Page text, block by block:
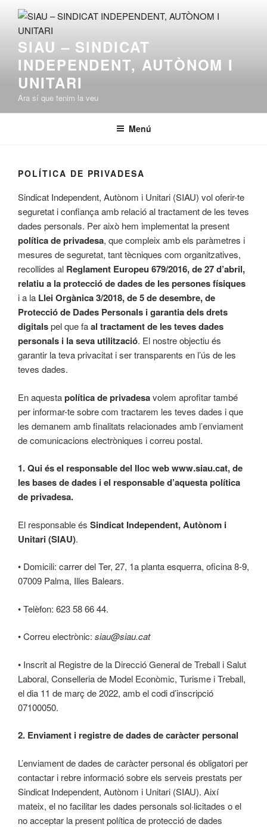
contingut
SIAU – SINDICAT
INDEPENDENT, AUTÒNOM I
UNITARI
Ara sí que tenim la veu
Menú
POLÍTICA DE PRIVADESA
Sindicat Independent, Autònom i Unitari (SIAU) vol oferir-te
seguretat i confiança amb relació al tractament de les teves
dades personals. Per això hem implementat la present
política de privadesa, que compleix amb els paràmetres i
mesures de seguretat, tant tècniques com organitzatives,
recollides al Reglament Europeu 679/2016, de 27 d’abril,
relatiu a la protecció de dades de les persones físiques
i a la Llei Orgànica 3/2018, de 5 de desembre, de
Protecció de Dades Personals i garantia dels drets
digitalspel que faal tractament de les teves dades
personals i la seva utilització. El nostre objectiu és
garantir la teva privacitat i ser transparents en l’ús de les
teves dades.
En aquestapolítica de privadesavolem aprofitar també
per informar-te sobre com tractarem les teves dades i que
les demanem amb finalitats relacionades amb l’enviament
de comunicacions electròniques i correu postal.
1. Qui és el responsable del lloc web www.siau.cat, de
les bases de dades i el responsable d’aquesta política
de privadesa.
El responsable és Sindicat Independent, Autònom i
Unitari (SIAU).
• Domicili: carrer del Ter, 27, 1a planta esquerra, oficina 8-9,
07009 Palma, Illes Balears.
• Telèfon: 623 58 66 44.
• Correu electrònic: siau@siau.cat
• Inscrit al Registre de la Direcció General de Treball i Salut
Laboral, Conselleria de Model Econòmic, Turisme i Treball,
el dia 11 de març de 2022, amb el codi d’inscripció
07100050.
2. Enviament i registre de dades de caràcter personal
L’enviament de dades de caràcter personal és obligatori per
contactar i rebre informació sobre els serveis prestats per
Sindicat Independent, Autònom i Unitari (SIAU). Així
mateix, el no facilitar les dades personals sol·licitades o el
no acceptar la present política de protecció de dades